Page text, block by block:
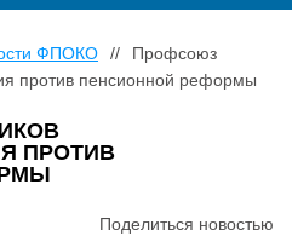
ФПОКО //
Профсоюз
против пенсионной реформы
ПРОТИВ
Поделиться новостью